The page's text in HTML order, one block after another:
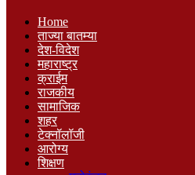
Home
ताज्या बातम्या
देश-विदेश
महाराष्ट्र
क्राईम
राजकीय
सामाजिक
शहर
टेक्नॉलॉजी
आरोग्य
शिक्षण